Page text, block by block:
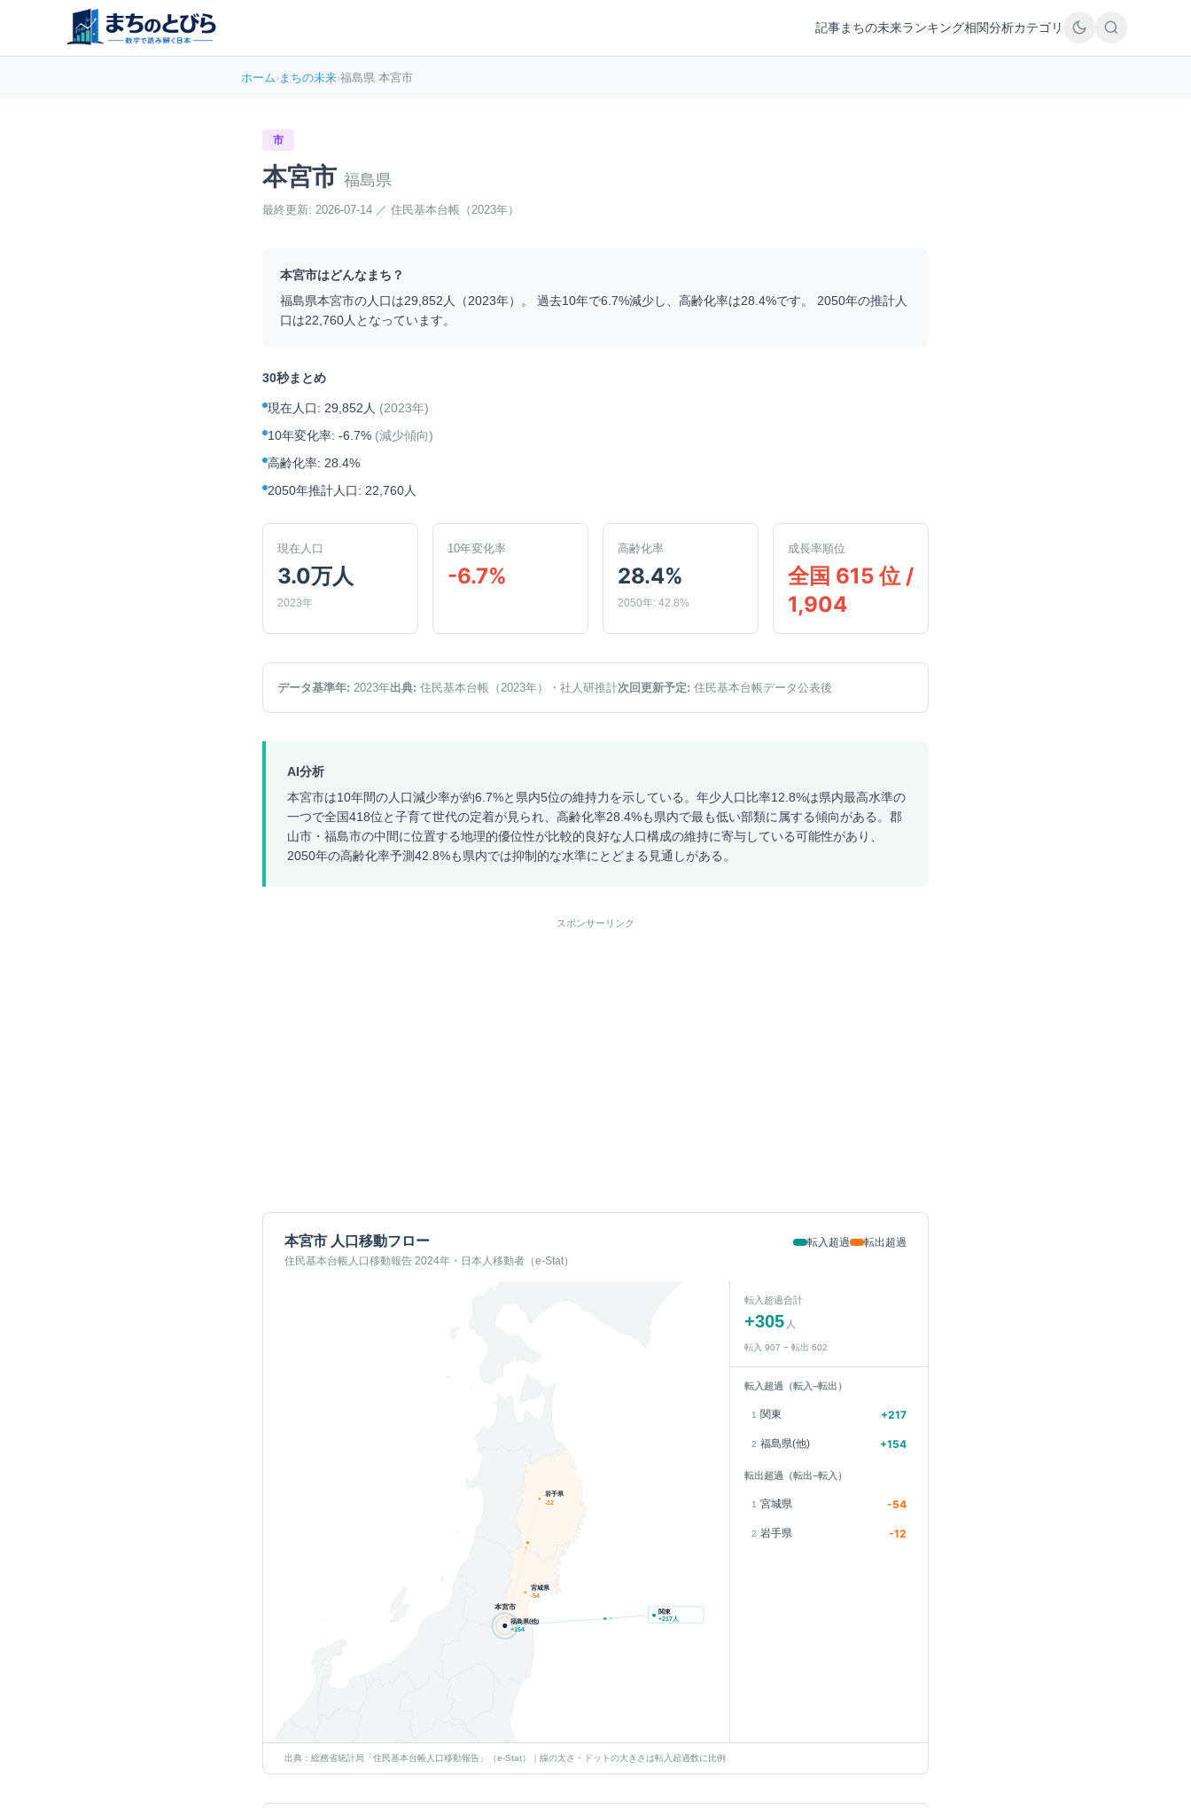
記事まちの未来ランキング相関分析カテゴリ
ホーム›まちの未来›福島県 本宮市
市
本宮市 福島県
最終更新: 2026-07-14 ／ 住民基本台帳（2023年）
本宮市はどんなまち？
福島県本宮市の人口は29,852 人（2023年）。 過去10年で6.7%減少し、高齢化率は28.4%です。 2050年の推計人
口は22,760人となっています。
30秒まとめ
現在人口: 29,852人 (2023年)
10年変化率: -6.7% (減少傾向)
高齢化率: 28.4%
2050年推計人口: 22,760人
現在人口
3.0万人
2023年
10年変化率
-6.7%
高齢化率
28.4%
2050年: 42.8%
成長率順位
全国 615 位 /
1,904
データ基準年: 2023年出典: 住民基本台帳（2023年） ・社人研推計次回更新予定: 住民基本台帳データ公表後
AI分析
本宮市は10年間の人口減少率が約6.7%と県内5位の維持力を示している。年少人口比率12.8%は県内最高水準の
一つで全国418位と子育て世代の定着が見られ、高齢化率28.4%も県内で最も低い部類に属する傾向がある。郡
山市・福島市の中間に位置する地理的優位性が比較的良好な人口構成の維持に寄与している可能性があり、
2050年の高齢化率予測42.8%も県内では抑制的な水準にとどまる見通しがある。
スポンサーリンク
本宮市 人口移動フロー
住民基本台帳人口移動報告 2024年・日本人移動者（e-Stat）
転入超過 転出超過
福島県(他)
+154
岩手県
-12
宮城県
-54
本宮市
関東
+217人
転入超過合計
+305 人
転入 907 − 転出 602
転入超過（転入−転出）
1 関東 +217
2 福島県(他) +154
転出超過（転出−転入）
1 宮城県 -54
2 岩手県 -12
出典：総務省統計局「住民基本台帳人口移動報告」（e-Stat）｜線の太さ・ドットの大きさは転入超過数に比例